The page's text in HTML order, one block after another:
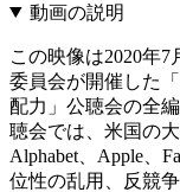
動画の説明
この映像は2020年
委員会が開催した
配力」公聴会の全
聴会では、米国の
Alphabet、Apple、
位性の乱用、反競